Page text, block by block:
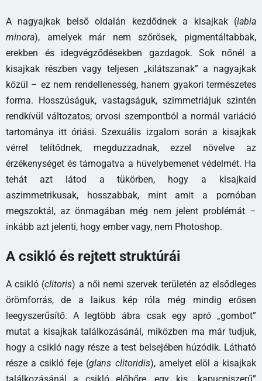
A nagyajkak belső oldalán kezdődnek a kisajkak (labia
minora), amelyek már nem szőrösek, pigmentáltabbak,
erekben és idegvégződésekben gazdagok. Sok nőnél a
kisajkak részben vagy teljesen „kilátszanak” a nagyajkak
közül – ez nem rendellenesség, hanem gyakori természetes
forma. Hosszúságuk, vastagságuk, szimmetriájuk szintén
rendkívül változatos; orvosi szempontból a normál variáció
tartománya itt óriási. Szexuális izgalom során a kisajkak
vérrel telítődnek, megduzzadnak, ezzel növelve az
érzékenységet és támogatva a hüvelybemenet védelmét. Ha
tehát azt látod a tükörben, hogy a kisajkaid
aszimmetrikusak, hosszabbak, mint amit a pornóban
megszoktál, az önmagában még nem jelent problémát –
inkább azt jelenti, hogy ember vagy, nem Photoshop.
A csikló és rejtett struktúrái
A csikló (clitoris) a női nemi szervek területén az elsődleges
örömforrás, de a laikus kép róla még mindig erősen
leegyszerűsítő. A legtöbb ábra csak egy apró „gombot”
mutat a kisajkak találkozásánál, miközben ma már tudjuk,
hogy a csikló nagy része a test belsejében húzódik. Látható
része a csikló feje (glans clitoridis), amelyet elöl a kisajkak